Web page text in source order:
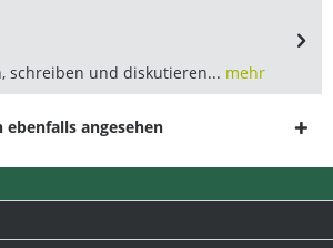
schreiben und diskutieren... mehr
ebenfalls angesehen